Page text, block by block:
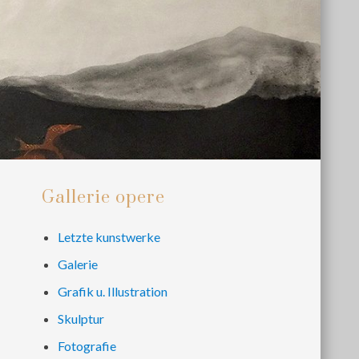
Primary
Gallerie opere
Letzte kunstwerke
Galerie
Grafik u. Illustration
Skulptur
Fotografie